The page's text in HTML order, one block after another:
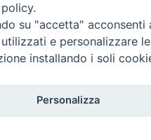
diritti riservati - Vita
su "accetta"
e personalizzare
installando i soli
Personalizza